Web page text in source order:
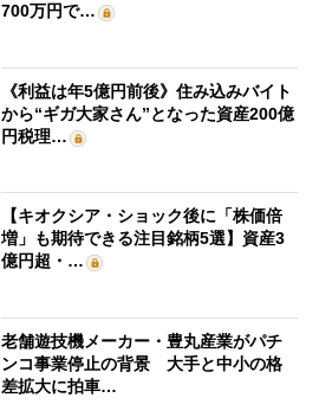
700万円で…
《利益は年5億円前後》住み込みバイト
から“ギガ大家さん”となった資産200億
円税理…
【キオクシア・ショック後に「株価倍
増」も期待できる注目銘柄5選】資産3
億円超・…
老舗遊技機メーカー・豊丸産業がパチ
ンコ事業停止の背景 大手と中小の格
差拡大に拍車…